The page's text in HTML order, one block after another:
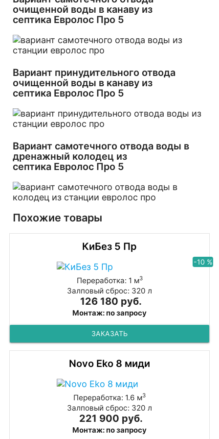
очищенной воды в канаву из
септика Евролос Про 5
Вариант принудительного отвода
очищенной воды в канаву из
септика Евролос Про 5
Вариант самотечного отвода воды в
дренажный колодец из
септика Евролос Про 5
Похожие товары
КиБез 5 Пр
-10 %
Переработка: 1 м3
Залповый сброс: 320 л
126 180 руб.
Монтаж: по запросу
ЗАКАЗАТЬ
Novo Eko 8 миди
Переработка: 1.6 м3
Залповый сброс: 320 л
221 900 руб.
Монтаж: по запросу